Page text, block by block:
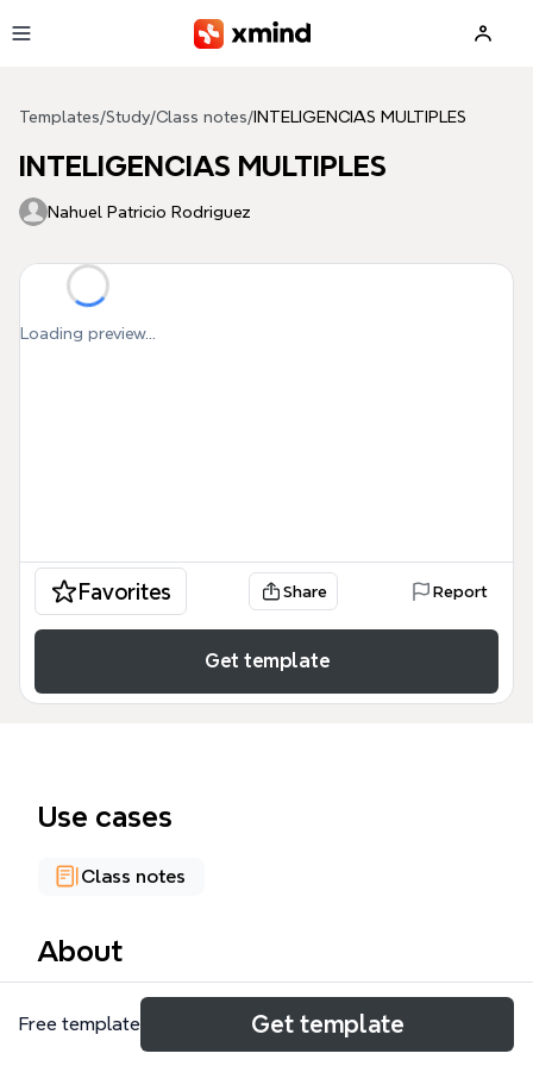
Templates/Study/Class notes/ INTELIGENCIAS MULTIPLES
INTELIGENCIAS MULTIPLES
Nahuel Patricio Rodriguez
Loading preview...
Favorites Share Report
Get template
Use cases
Class notes
About
Este mapa mental de INTELIGENCIAS MULTIPLES
ofrece un análisis estructurado de la teoría de
Free template Get template